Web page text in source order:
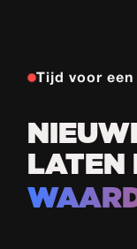
Tijd voor een
LATEN